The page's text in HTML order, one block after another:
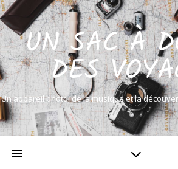
UN SAC À
DES
Un appareil photo, de la musique et la